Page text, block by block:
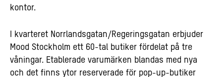
kontor.
I kvarteret Norrlandsgatan/Regeringsgatan erbjuder
Mood Stockholm ett 60-tal butiker fördelat på tre
våningar. Etablerade varumärken blandas med nya
och det finns ytor reserverade för pop-up-butiker